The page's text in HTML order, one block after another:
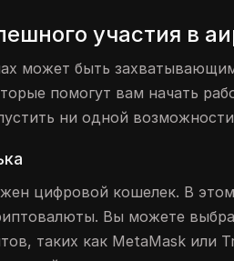
участия в
может быть
помогут вам начать
ни одной
цифровой кошелек. В
Вы можете
таких как MetaMask или